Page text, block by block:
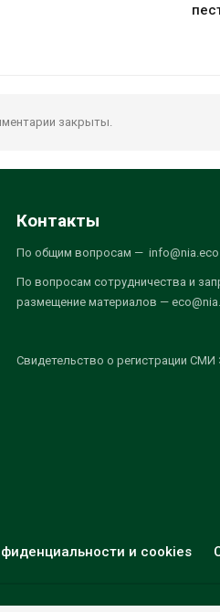
закрыты.
Контакты
По общим вопросам — info@nia.eco
По вопросам сотрудничества и
размещение материалов —
Свидетельство о регистрации
и cookies